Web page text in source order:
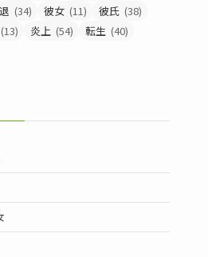
(34) 彼女 (11) 彼氏 (38)
(13) 炎上 (54) 転生 (40)